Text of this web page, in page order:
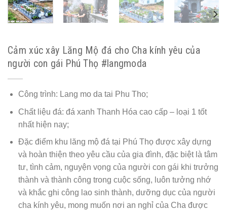
Cảm xúc xây Lăng Mộ đá cho Cha kính yêu của
người con gái Phú Thọ #langmoda
Công trình: Lang mo da tai Phu Tho;
Chất liệu đá: đá xanh Thanh Hóa cao cấp – loại 1 tốt
nhất hiện nay;
Đặc điểm khu lăng mộ đá tại Phú Thọ được xây dựng
và hoàn thiện theo yêu cầu của gia đình, đặc biệt là tâm
tư, tình cảm, nguyện vọng của người con gái khi trưởng
thành và thành công trong cuộc sống, luôn tưởng nhớ
và khắc ghi công lao sinh thành, dưỡng dục của người
cha kính yêu, mong muốn nơi an nghỉ của Cha được